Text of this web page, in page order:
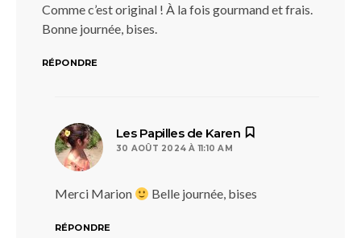
Comme c’est original ! À la fois gourmand et frais.
Bonne journée, bises.
RÉPONDRE
Les Papilles de Karen
30 AOÛT 2024 À 11:10 AM
Merci Marion Belle journée, bises
RÉPONDRE